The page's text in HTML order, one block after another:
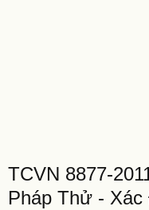
TCVN 8877-
Pháp Thử -